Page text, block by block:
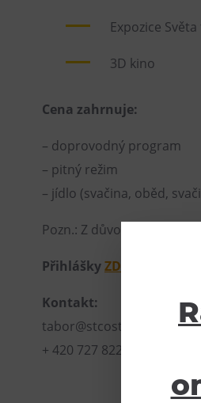
Expozice
3D kino
Cena zahrnuje:
– doprovodný program
– pitný režim
– jídlo (svačina, oběd,
Pozn.: Z důvodu změny
PřihláškyZDE
Kontakt:
tabor@stcostrava.cz
+ 420 727 822 450